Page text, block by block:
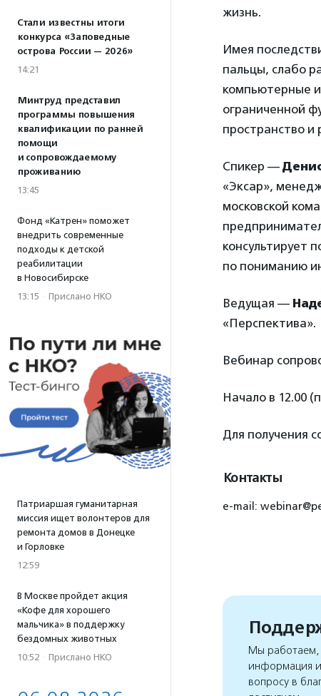
Стали известны итоги
конкурса «Заповедные
острова России — 2026»
14:21
Минтруд представил
программы повышения
квалификации по ранней
помощи
и сопровождаемому
проживанию
13:45
Фонд «Катрен» поможет
внедрить современные
подходы к детской
реабилитации
в Новосибирске
13:15 · Прислано НКО
Патриаршая гуманитарная
миссия ищет волонтеров для
ремонта домов в Донецке
и Горловке
12:59
В Москве пройдет акция
«Кофе для хорошего
мальчика» в поддержку
бездомных животных
10:52 · Прислано НКО
жизнь.
Имея
пальцы, слабо
компьютерные
ограниченной
пространство и
Спикер —
«Эксар»,
московской
консультирует
по пониманию
Ведущая —
«Перспектива».
Вебинар
Начало в 12.00
Для получения
Контакты
e-mail:
Мы работаем,
информация
вопросу в